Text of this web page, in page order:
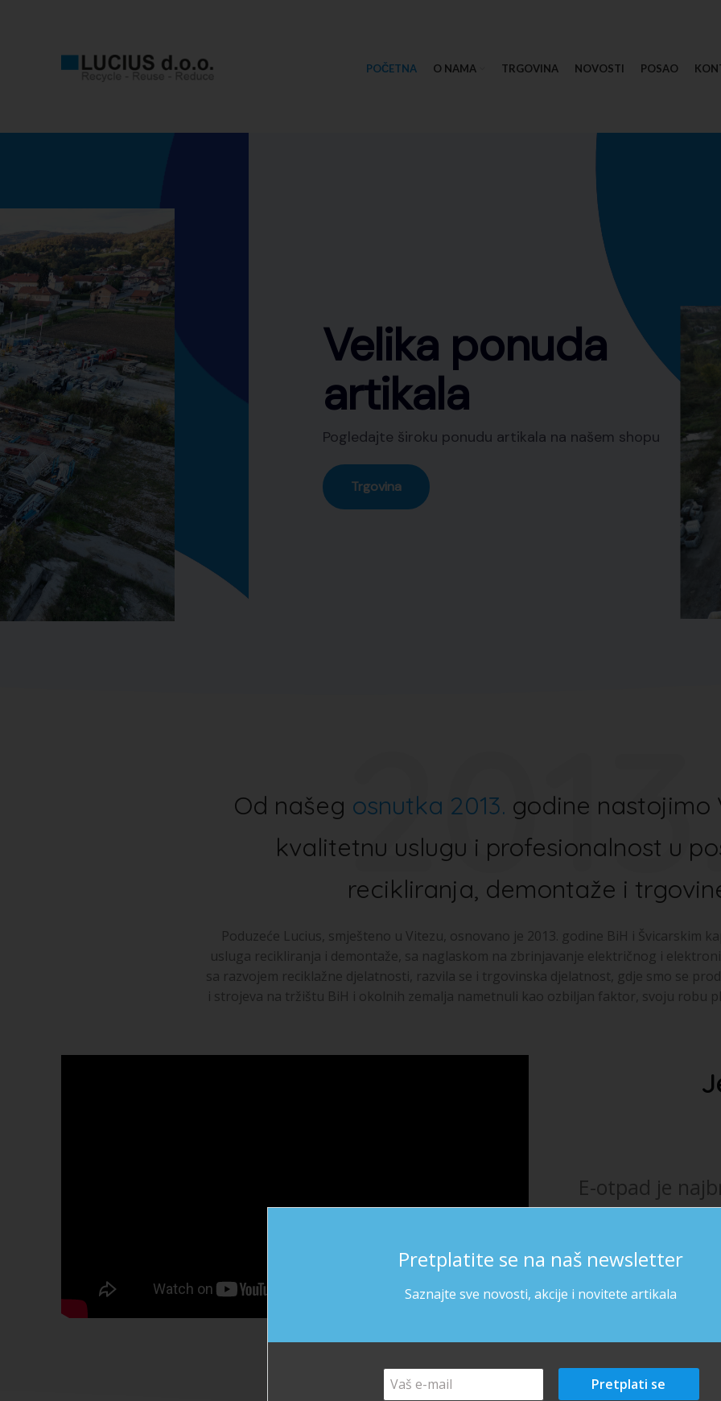
POČETNA O NAMA TRGOVINA NOVOSTI POSAO
Velika ponuda
artikala
Pogledajte široku ponudu artikala na našem shopu
Trgovina
Od našeg osnutka 2013. godine nastojimo
kvalitetnu uslugu i profesionalnost u
recikliranja, demontaže i
Poduzeće Lucius, smješteno u Vitezu, osnovano je 2013. godine BiH i Švicarskim
usluga recikliranja i demontaže, sa naglaskom na zbrinjavanje električnog i
sa razvojem reciklažne djelatnosti, razvila se i trgovinska djelatnost, gdje smo se
i strojeva na tržištu BiH i okolnih zemalja nametnuli kao ozbiljan faktor, svoju robu
E-otpad je
Pretplatite se na naš newsletter
Saznajte sve novosti, akcije i novitete artikala